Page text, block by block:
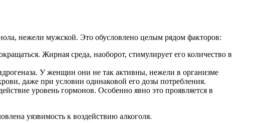
нежели мужской. Это обусловлено целым рядом факторов:
Жирная среда, наоборот, стимулирует его количество в
У женщин они не так активны, нежели в организме
даже при условии одинаковой его дозы потребления.
уровень гормонов. Особенно явно это проявляется в
уязвимость к воздействию алкоголя.